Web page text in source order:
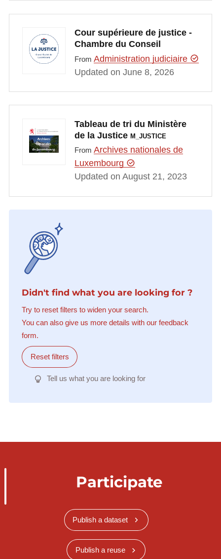
Cour supérieure de justice -
Chambre du Conseil
From Administration judiciaire
Updated on June 8, 2026
Tableau de tri du Ministère
de la Justice M_JUSTICE
From Archives nationales de
Luxembourg
Updated on August 21, 2023
Didn't find what you are looking for ?
Try to reset filters to widen your search.
You can also give us more details with our feedback
form.
Reset filters
Tell us what you are looking for
Participate
Publish a dataset
Publish a reuse